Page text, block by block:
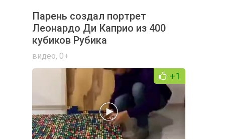
Парень создал портрет
Леонардо Ди Каприо из 400
кубиков Рубика
видео, 0+
+1